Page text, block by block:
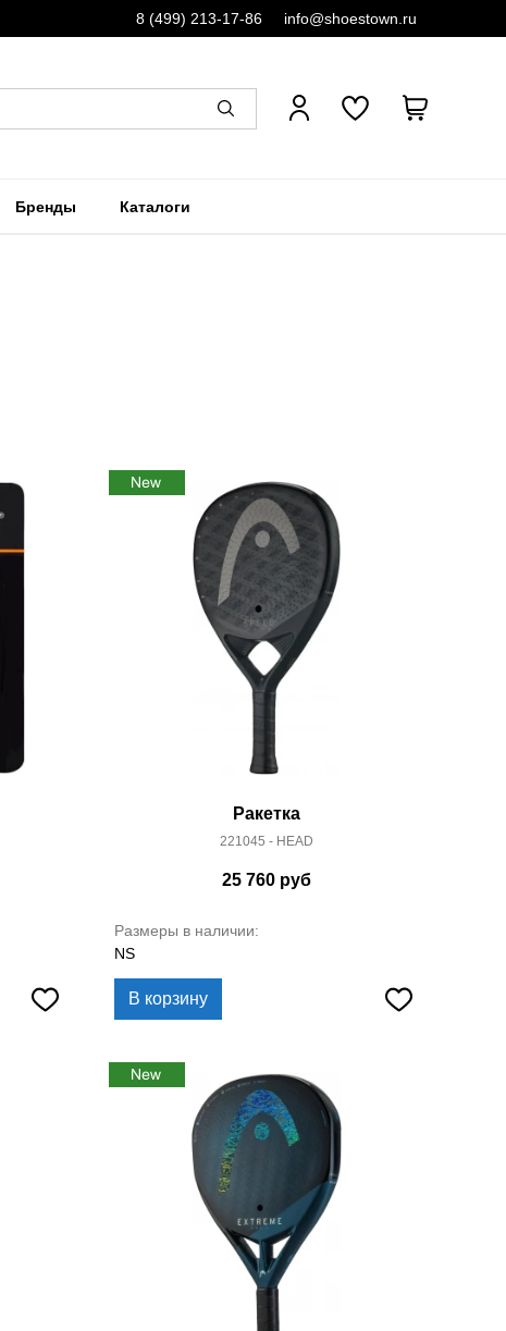
8 (499) 213-17-86 info@shoestown.ru
Бренды Каталоги
Ракетка
221045 - HEAD
25 760 руб
Размеры в наличии:
NS
В корзину